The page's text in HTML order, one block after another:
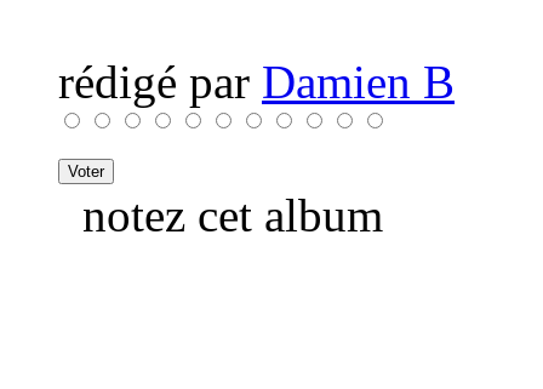
rédigé par Damien B
notez cet album